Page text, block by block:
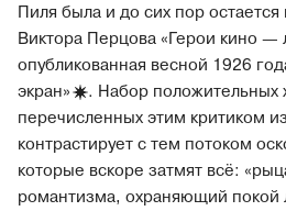
Пиля была и до сих пор
Виктора Перцова «Герои кино —
опубликованная весной 1926
экран»
. Набор положительных
перечисленных этим критиком
контрастирует с тем потоком
которые вскоре затмят всё:
романтизма, охраняющий